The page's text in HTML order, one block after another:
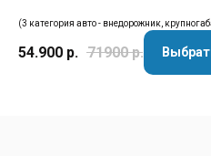
(3 категория авто - внедорожник,
54.900 р. 71900 р.